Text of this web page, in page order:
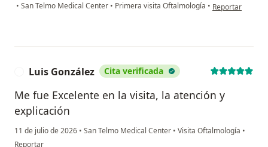
• San Telmo Medical Center • Primera visita Oftalmología • en opinión del
Reportar
Luis González Cita verificada
Me fue Excelente en la visita, la atención y
explicación
11 de julio de 2026 • San Telmo Medical Center • Visita Oftalmología •
en opinión del usuario Luis González
Reportar